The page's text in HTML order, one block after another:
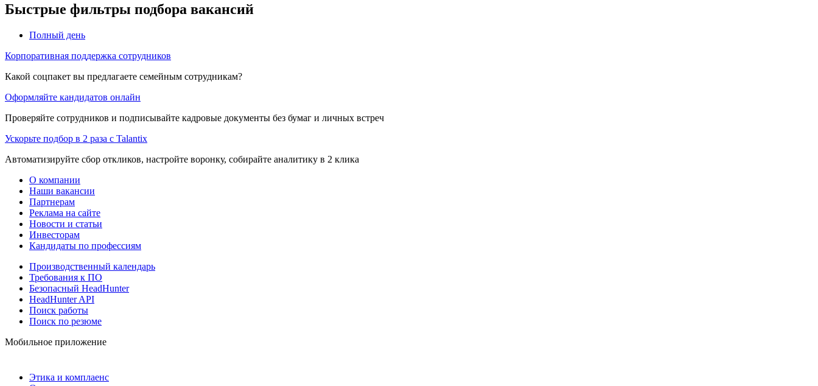
Быстрые фильтры подбора вакансий
Полный день
Корпоративная поддержка сотрудников
Какой соцпакет вы предлагаете семейным сотрудникам?
Оформляйте кандидатов онлайн
Проверяйте сотрудников и подписывайте кадровые документы без бумаг и личных встреч
Ускорьте подбор в 2 раза с Talantix
Автоматизируйте сбор откликов, настройте воронку, собирайте аналитику в 2 клика
О компании
Наши вакансии
Партнерам
Реклама на сайте
Новости и статьи
Инвесторам
Кандидаты по профессиям
Производственный календарь
Требования к ПО
Безопасный HeadHunter
HeadHunter API
Поиск работы
Поиск по резюме
Мобильное приложение
Этика и комплаенс